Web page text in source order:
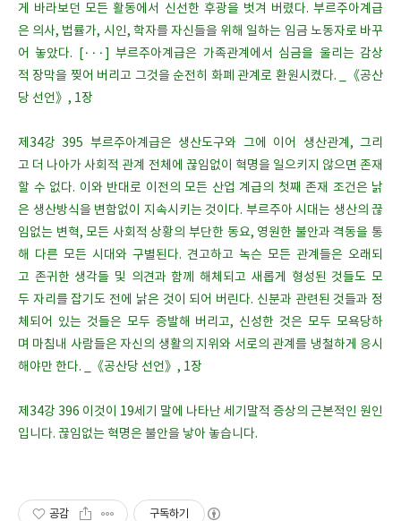
게 바라보던 모든 활동에서 신선한 후광을 벗겨 버렸다. 부르주아계급
은 의사, 법률가, 시인, 학자를 자신들을 위해 일하는 임금 노동자로 바꾸
어 놓았다. [···] 부르주아계급은 가족관계에서 심금을 울리는 감상
적 장막을 찢어 버리고 그것을 순전히 화폐 관계로 환원시켰다. _《공산
당 선언》, 1장
제34강 395 부르주아계급은 생산도구와 그에 이어 생산관계, 그리
고 더 나아가 사회적 관계 전체에 끊임없이 혁명을 일으키지 않으면 존재
할 수 없다. 이와 반대로 이전의 모든 산업 계급의 첫째 존재 조건은 낡
은 생산방식을 변함없이 지속시키는 것이다. 부르주아 시대는 생산의 끊
임없는 변혁, 모든 사회적 상황의 부단한 동요, 영원한 불안과 격동을 통
해 다른 모든 시대와 구별된다. 견고하고 녹슨 모든 관계들은 오래되
고 존귀한 생각들 및 의견과 함께 해체되고 새롭게 형성된 것들도 모
두 자리를 잡기도 전에 낡은 것이 되어 버린다. 신분과 관련된 것들과 정
체되어 있는 것들은 모두 증발해 버리고, 신성한 것은 모두 모욕당하
며 마침내 사람들은 자신의 생활의 지위와 서로의 관계를 냉철하게 응시
해야만 한다. _《공산당 선언》, 1장
제34강 396 이것이 19세기 말에 나타난 세기말적 증상의 근본적인 원인
입니다. 끊임없는 혁명은 불안을 낳아 놓습니다.
공감 구독하기